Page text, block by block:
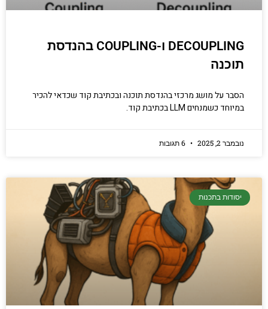
DECOUPLING ו-COUPLING בהנדסת
תוכנה
הסבר על מושג מרכזי בהנדסת תוכנה ובכתיבת קוד שכדאי להכיר
במיוחד כשמנחים LLM בכתיבת קוד.
נובמבר 2, 2025
יסודות בתכנות